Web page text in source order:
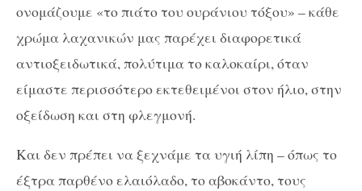
ονομάζουμε «το πιάτο του ουράνιου τόξου» – κάθε
χρώμα λαχανικών μας παρέχει διαφορετικά
αντιοξειδωτικά, πολύτιμα το καλοκαίρι, όταν
είμαστε περισσότερο εκτεθειμένοι στον ήλιο, στην
οξείδωση και στη φλεγμονή.
Και δεν πρέπει να ξεχνάμε τα υγιή λίπη – όπως το
έξτρα παρθένο ελαιόλαδο, το αβοκάντο, τους